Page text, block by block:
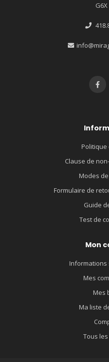
Clause de
Modes
Formulaire de
Guide
Test de
Mon
Informations
Mes
Mes
Ma liste
Tous